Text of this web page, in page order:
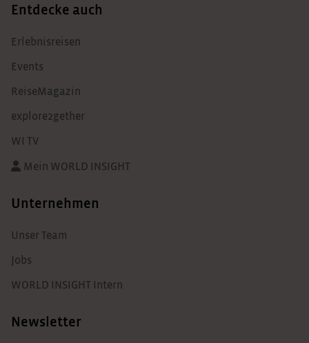
Entdecke auch
Erlebnisreisen
Events
ReiseMagazin
explore2gether
WI TV
Mein WORLD INSIGHT
Unternehmen
Unser Team
Jobs
WORLD INSIGHT Intern
Newsletter